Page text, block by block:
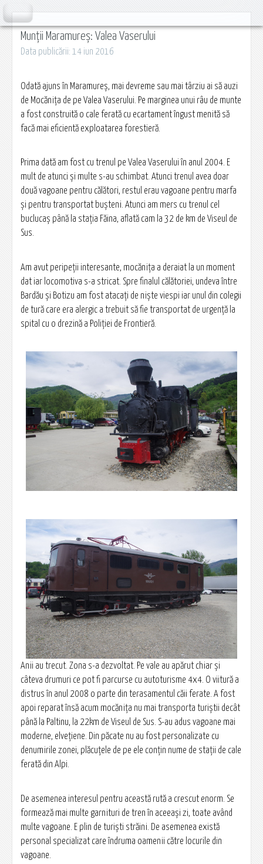
Munții Maramureș: Valea Vaserului
Data publicării: 14 iun 2016
Odată ajuns în Maramureş, mai devreme sau mai târziu ai să auzi
de Mocăniţa de pe Valea Vaserului. Pe marginea unui râu de munte
a fost construită o cale ferată cu ecartament îngust menită să
facă mai eficientă exploatarea forestieră.
Prima dată am fost cu trenul pe Valea Vaserului în anul 2004. E
mult de atunci şi multe s-au schimbat. Atunci trenul avea doar
două vagoane pentru călători, restul erau vagoane pentru marfa
şi pentru transportat buşteni. Atunci am mers cu trenul cel
buclucaş până la staţia Făina, aflată cam la 32 de km de Viseul de
Sus.
Am avut peripeţii interesante, mocăniţa a deraiat la un moment
dat iar locomotiva s-a stricat. Spre finalul călătoriei, undeva între
Bardău şi Botizu am fost atacaţi de nişte viespi iar unul din colegii
de tură care era alergic a trebuit să fie transportat de urgenţă la
spital cu o drezină a Poliţiei de Frontieră.
Anii au trecut. Zona s-a dezvoltat. Pe vale au apărut chiar şi
câteva drumuri ce pot fi parcurse cu autoturisme 4x4. O viitură a
distrus în anul 2008 o parte din terasamentul căii ferate. A fost
apoi reparat însă acum mocăniţa nu mai transporta turiştii decât
până la Paltinu, la 22km de Viseul de Sus. S-au adus vagoane mai
moderne, elveţiene. Din păcate nu au fost personalizate cu
denumirile zonei, plăcuţele de pe ele conţin nume de staţii de cale
ferată din Alpi.
De asemenea interesul pentru această rută a crescut enorm. Se
formează mai multe garnituri de tren în aceeaşi zi, toate având
multe vagoane. E plin de turişti străini. De asemenea există
personal specializat care îndruma oamenii către locurile din
vagoane.